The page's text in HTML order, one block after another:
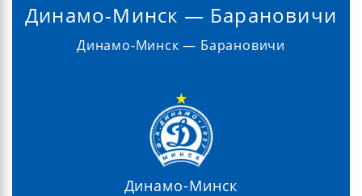
Динамо-Минск — Барановичи
Динамо-Минск — Барановичи
Динамо-Минск